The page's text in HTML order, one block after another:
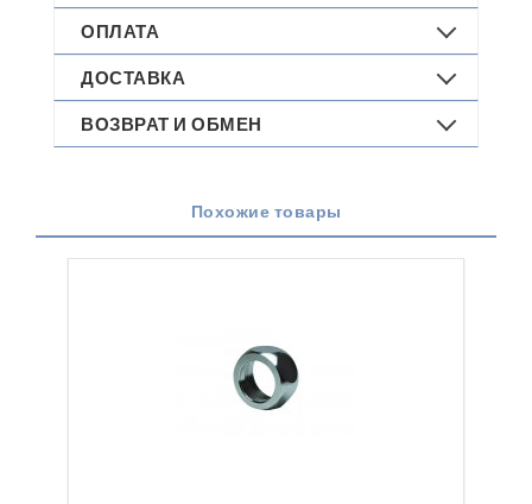
ОПЛАТА
ДОСТАВКА
ВОЗВРАТ И ОБМЕН
Похожие товары